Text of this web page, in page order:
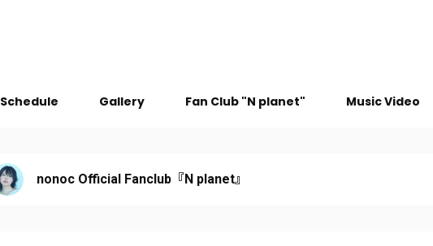
Schedule Gallery Fan Club "N planet" Music Video
nonoc Official Fanclub『N planet』